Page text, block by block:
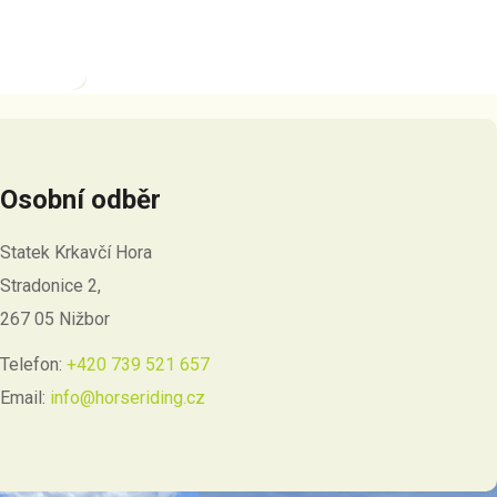
Osobní odběr
Statek Krkavčí Hora
Stradonice 2,
267 05 Nižbor
Telefon: +420 739 521 657
Email: info@horseriding.cz